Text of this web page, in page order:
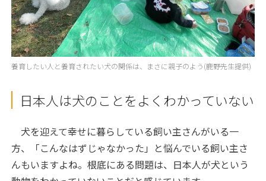
養育したい人と養育されたい犬の関係は、まさに親子のよう(鹿野先生提供)
日本人は犬のことをよくわかっていない
犬を迎えて幸せに暮らしている飼い主さんがいる一
方、「こんなはずじゃなかった」と悩んでいる飼い主さ
んもいますよね。根底にある問題は、日本人が犬という